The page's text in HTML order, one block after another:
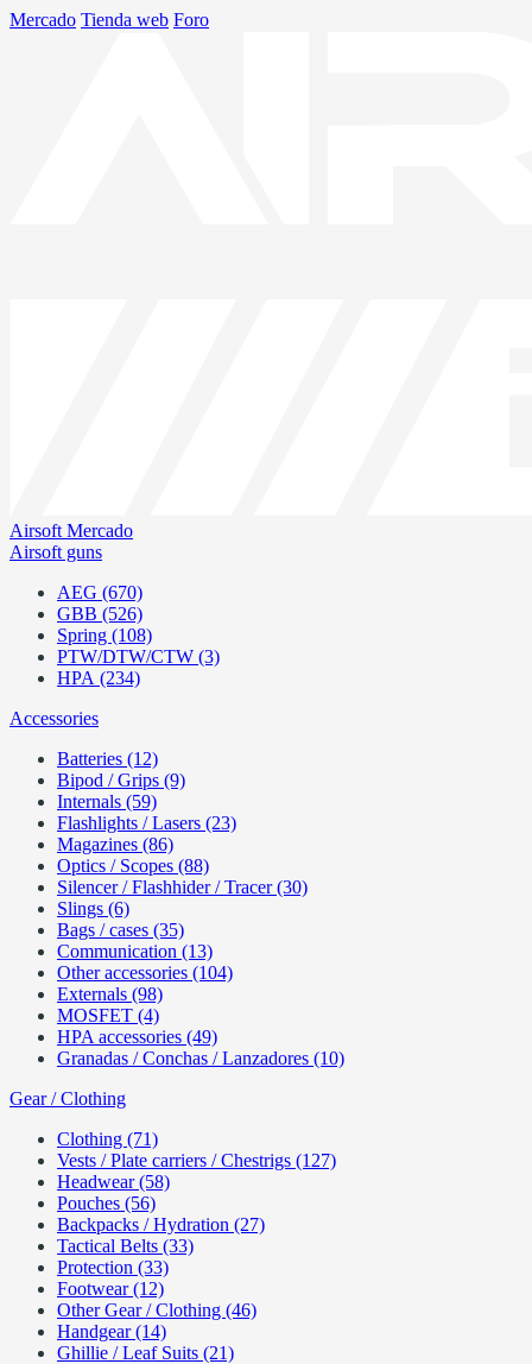
Mercado Tienda web Foro
Airsoft Mercado
Airsoft guns
AEG (670)
GBB (526)
Spring (108)
PTW/DTW/CTW (3)
HPA (234)
Accessories
Batteries (12)
Bipod / Grips (9)
Internals (59)
Flashlights / Lasers (23)
Magazines (86)
Optics / Scopes (88)
Silencer / Flashhider / Tracer (30)
Slings (6)
Bags / cases (35)
Communication (13)
Other accessories (104)
Externals (98)
MOSFET (4)
HPA accessories (49)
Granadas / Conchas / Lanzadores (10)
Gear / Clothing
Clothing (71)
Vests / Plate carriers / Chestrigs (127)
Headwear (58)
Pouches (56)
Backpacks / Hydration (27)
Tactical Belts (33)
Protection (33)
Footwear (12)
Other Gear / Clothing (46)
Handgear (14)
Ghillie / Leaf Suits (21)